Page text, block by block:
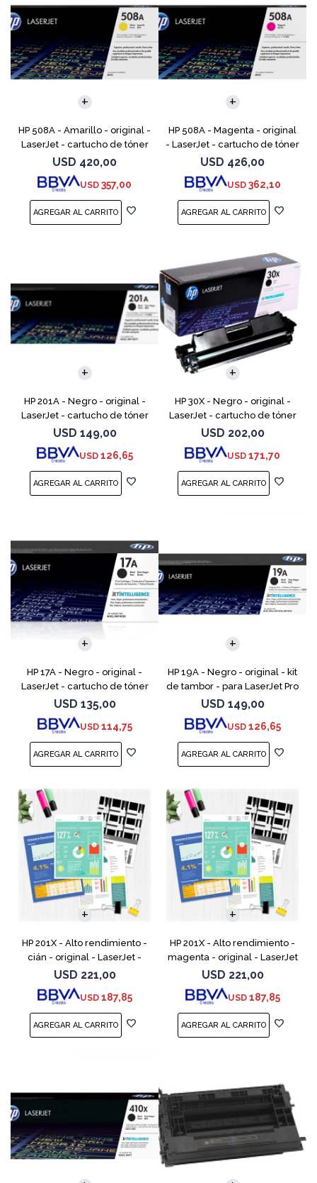
HP 508A - Amarillo - original -
LaserJet - cartucho de tóner
(CF362A) - para Color
LaserJet Enterprise MFP M577;
LaserJet Enterp
USD 420,00
USD 357,00
HP 508A - Magenta - original
- LaserJet - cartucho de tóner
(CF363A) - para Color
LaserJet Enterprise MFP M577;
LaserJet Enterpr
USD 426,00
USD 362,10
HP 201A - Negro - original -
LaserJet - cartucho de tóner
(CF400A) - para Color
LaserJet Pro M252dn,
M252dw, M252n, MFP M277c6,
USD 149,00
USD 126,65
HP 30X - Negro - original -
LaserJet - cartucho de tóner
(CF230X) - para LaserJet Pro
M203d, M203dn, M203dw, MFP
M227fdn, MFP M2
USD 202,00
USD 171,70
HP 17A - Negro - original -
LaserJet - cartucho de tóner
(CF217A) - para LaserJet Pro
M102a, M102w, MFP M130a,
MFP M130fn, MFP M
USD 135,00
USD 114,75
HP 19A - Negro - original - kit
de tambor - para LaserJet Pro
M102, M104, MFP M130, MFP
M132
USD 149,00
USD 126,65
HP 201X - Alto rendimiento -
cián - original - LaserJet -
cartucho de tóner (CF401X) -
para Color LaserJet Pro
M252dn, M252dw, M
USD 221,00
USD 187,85
HP 201X - Alto rendimiento -
magenta - original - LaserJet
- cartucho de tóner (CF403X)
- para Color LaserJet Pro
M252dn, M252dw
USD 221,00
USD 187,85